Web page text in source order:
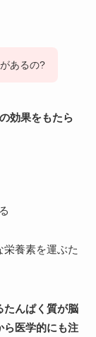
あるの?
効果をもたら
養素を運ぶた
たんぱく質が脳
ら医学的にも注